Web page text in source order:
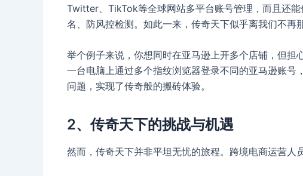
Twitter、TikTok等全球网站多平台账号管理，而且还
名、防风控检测。如此一来，传奇天下似乎离我们不再
举个例子来说，你想同时在亚马逊上开多个店铺，但
一台电脑上通过多个指纹浏览器登录不同的亚马逊账
问题，实现了传奇般的搬砖体验。
2、传奇天下的挑战与机遇
然而，传奇天下并非平坦无忧的旅程。跨境电商运营人